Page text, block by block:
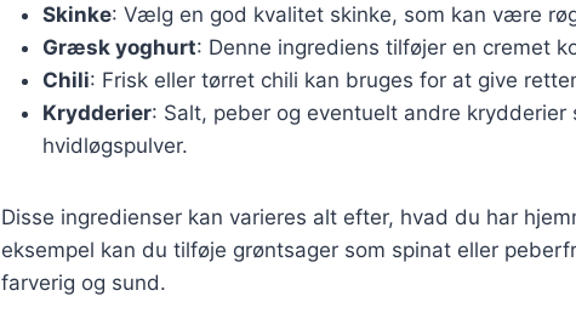
Skinke: Vælg en god kvalitet skinke, som kan være
Græsk yoghurt: Denne ingrediens tilføjer en cremet
Chili: Frisk eller tørret chili kan bruges for at give
Krydderier: Salt, peber og eventuelt andre krydderier
hvidløgspulver.
Disse ingredienser kan varieres alt efter, hvad du har
eksempel kan du tilføje grøntsager som spinat eller
farverig og sund.